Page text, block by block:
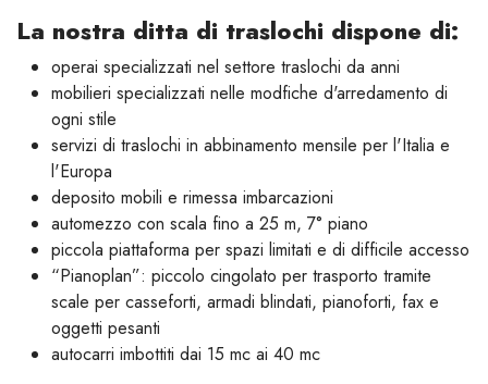
La nostra ditta di traslochi dispone di:
operai specializzati nel settore traslochi da anni
mobilieri specializzati nelle modfiche d'arredamento di
ogni stile
servizi di traslochi in abbinamento mensile per l'Italia e
l'Europa
deposito mobili e rimessa imbarcazioni
automezzo con scala fino a 25 m, 7° piano
piccola piattaforma per spazi limitati e di difficile accesso
“Pianoplan”: piccolo cingolato per trasporto tramite
scale per casseforti, armadi blindati, pianoforti, fax e
oggetti pesanti
autocarri imbottiti dai 15 mc ai 40 mc